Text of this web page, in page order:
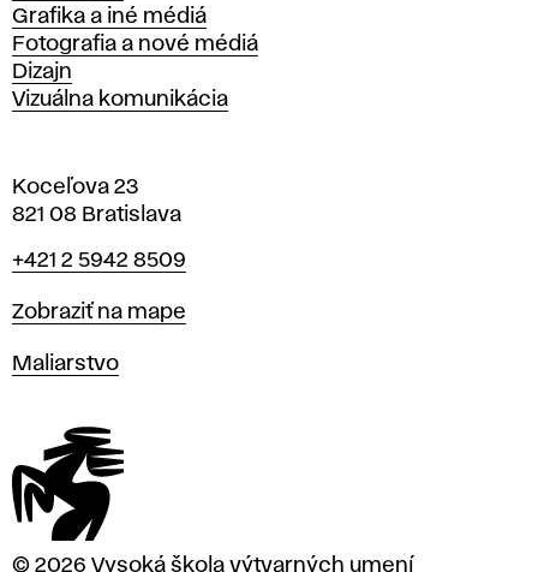
Grafika a iné médiá
Fotografia a nové médiá
Dizajn
Vizuálna komunikácia
Koceľova 23
821 08 Bratislava
Telefón
+421 2 5942 8509
Mapa
Zobraziť na mape
Katedry
Maliarstvo
© 2026 Vysoká škola výtvarných umení